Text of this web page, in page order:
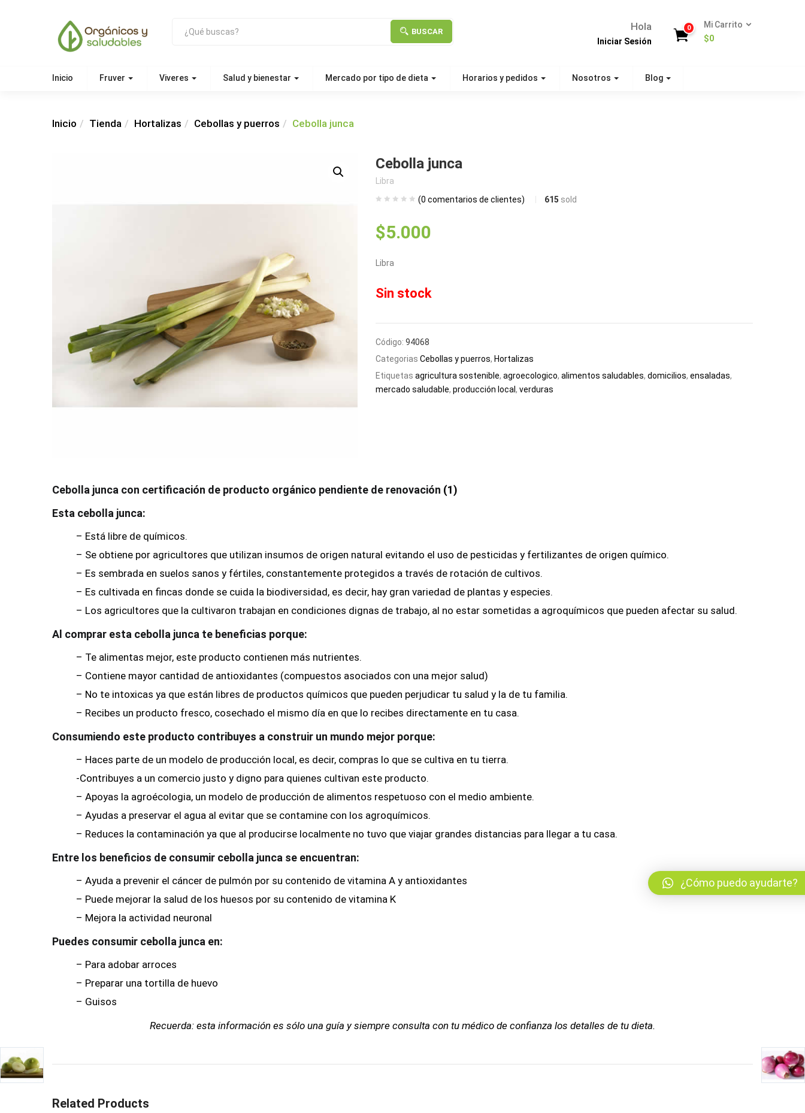
BUSCAR Hola
Iniciar Sesión
0
Mi Carrito
$0
Inicio Fruver Viveres Salud y bienestar Mercado por tipo de dieta Horarios y pedidos Nosotros Blog
Inicio Tienda Hortalizas Cebollas y puerros Cebolla junca
Cebolla junca
Libra
(0 comentarios de clientes) 615 sold
$5.000
Libra
Sin stock
Código: 94068
Categorias Cebollas y puerros, Hortalizas
Etiquetas agricultura sostenible, agroecologico, alimentos saludables, domicilios, ensaladas,
mercado saludable, producción local, verduras
Cebolla junca con certificación de producto orgánico pendiente de renovación (1)
Esta cebolla junca:
– Está libre de químicos.
– Se obtiene por agricultores que utilizan insumos de origen natural evitando el uso de pesticidas y fertilizantes de origen químico.
– Es sembrada en suelos sanos y fértiles, constantemente protegidos a través de rotación de cultivos.
– Es cultivada en fincas donde se cuida la biodiversidad, es decir, hay gran variedad de plantas y especies.
– Los agricultores que la cultivaron trabajan en condiciones dignas de trabajo, al no estar sometidas a agroquímicos que pueden afectar su salud.
Al comprar esta cebolla junca te beneficias porque:
– Te alimentas mejor, este producto contienen más nutrientes.
– Contiene mayor cantidad de antioxidantes (compuestos asociados con una mejor salud)
– No te intoxicas ya que están libres de productos químicos que pueden perjudicar tu salud y la de tu familia.
– Recibes un producto fresco, cosechado el mismo día en que lo recibes directamente en tu casa.
Consumiendo este producto contribuyes a construir un mundo mejor porque:
– Haces parte de un modelo de producción local, es decir, compras lo que se cultiva en tu tierra.
-Contribuyes a un comercio justo y digno para quienes cultivan este producto.
– Apoyas la agroécologia, un modelo de producción de alimentos respetuoso con el medio ambiente.
– Ayudas a preservar el agua al evitar que se contamine con los agroquímicos.
– Reduces la contaminación ya que al producirse localmente no tuvo que viajar grandes distancias para llegar a tu casa.
Entre los beneficios de consumir cebolla junca se encuentran:
– Ayuda a prevenir el cáncer de pulmón por su contenido de vitamina A y antioxidantes
– Puede mejorar la salud de los huesos por su contenido de vitamina K
– Mejora la actividad neuronal
Puedes consumir cebolla junca en:
– Para adobar arroces
– Preparar una tortilla de huevo
– Guisos
Recuerda: esta información es sólo una guía y siempre consulta con tu médico de confianza los detalles de tu dieta.
Related Products
¿Cómo puedo ayudarte?